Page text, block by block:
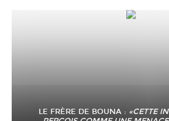
LE FRÈRE DE BOUNA : «CETTE